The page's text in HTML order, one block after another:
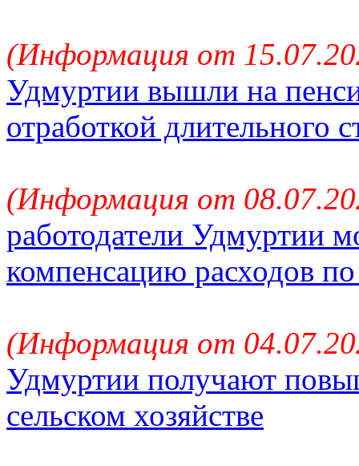
(Информация от
Удмуртии вышли на
отработкой длительного
(Информация от
работодатели Удмуртии
компенсацию расходов
(Информация от
Удмуртии получают
сельском хозяйстве